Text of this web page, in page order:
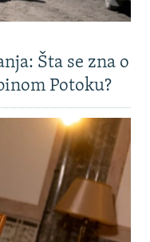
Šta se zna o
Potoku?